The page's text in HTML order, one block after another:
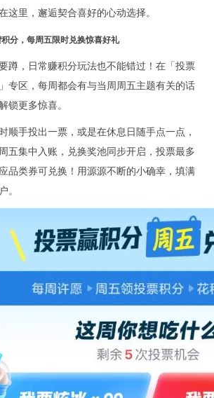
这里，邂逅契合喜好的心动选择。
积分，每周五限时兑换惊喜好礼
蹲，日常赚积分玩法也不能错过！在「投票
专区，每周都会有与当周周五主题有关的话
锁更多惊喜。
顺手投出一票，或是在休息日随手点一点，
五集中入账，兑换奖池同步开启，投票最多
品类券可兑换！用源源不断的小确幸，填满
。